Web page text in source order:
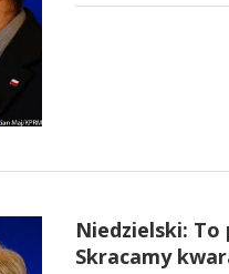
Niedzielski:
Skracamy